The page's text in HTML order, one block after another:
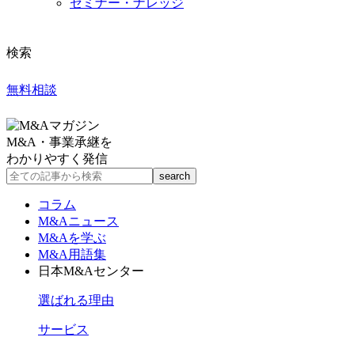
検索
無料相談
M&A・事業承継を
わかりやすく発信
コラム
M&Aニュース
M&Aを学ぶ
M&A用語集
日本M&Aセンター
選ばれる理由
サービス